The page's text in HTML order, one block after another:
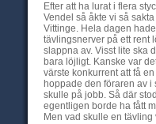
Efter att ha lurat i flera
Vendel så åkte vi så
Vittinge. Hela dagen
tävlingsnerver på ett rent
slappna av. Visst lite ska
bara löjligt. Kanske var
värste konkurrent att få
hoppade den föraren av i
skulle på jobb. Så där
egentligen borde ha fått
Men vad skulle en tävling